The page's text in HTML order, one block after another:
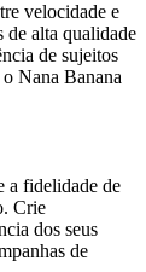
velocidade e
de alta qualidade
de sujeitos
Nana Banana
a fidelidade de
Crie
dos seus
de